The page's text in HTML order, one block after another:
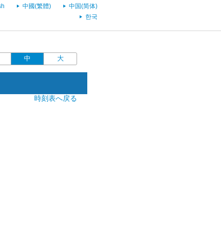
中國(繁體)
中国(简体)
한국
中 大
時刻表へ戻る